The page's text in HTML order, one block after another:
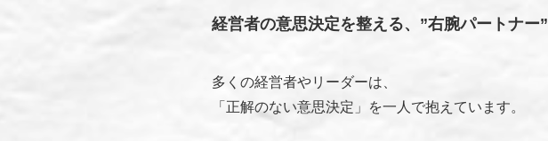
経営者の意思決定を整える、”右腕パートナー”
多くの経営者やリーダーは、
「正解のない意思決定」を一人で抱えています。